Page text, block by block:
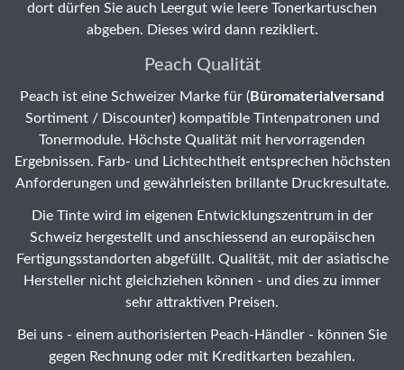
dort dürfen Sie auch Leergut wie leere Tonerkartuschen
abgeben. Dieses wird dann rezikliert.
Peach Qualität
Peach ist eine Schweizer Marke für (Büromaterialversand
Sortiment / Discounter) kompatible Tintenpatronen und
Tonermodule. Höchste Qualität mit hervorragenden
Ergebnissen. Farb- und Lichtechtheit entsprechen höchsten
Anforderungen und gewährleisten brillante Druckresultate.
Die Tinte wird im eigenen Entwicklungszentrum in der
Schweiz hergestellt und anschiessend an europäischen
Fertigungsstandorten abgefüllt. Qualität, mit der asiatische
Hersteller nicht gleichziehen können - und dies zu immer
sehr attraktiven Preisen.
Bei uns - einem authorisierten Peach-Händler - können Sie
gegen Rechnung oder mit Kreditkarten bezahlen.